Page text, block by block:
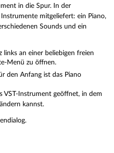
in die Spur. In der
mitgeliefert: ein Piano,
Sounds und ein
links an einer beliebigen freien
Menü zu öffnen.
den Anfang ist das Piano
VST-Instrument geöffnet, in dem
kannst.